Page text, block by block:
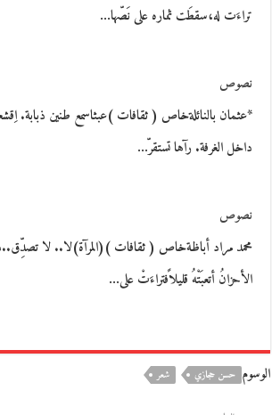
تراءَت له،سقطَت ثماره على نَصّها…
نصوص
*عثمان بالنائلةخاص ( ثقافات )عبثاسمع طنين ذبابة.
داخل الغرفة. رآها تستقرّ…
نصوص
محمد مراد أباظةخاص ( ثقافات )(المرآة)لا.. لا
الأحزانُ أتعبَتْهُ قليلاًفتراءَتْ على…
الوسوم حسن حجازي شعر